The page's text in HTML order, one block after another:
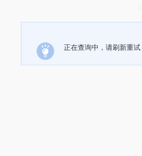
正在查询中，请刷新重试